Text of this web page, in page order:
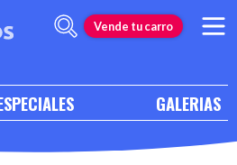
Vende tu carro
GALERIAS